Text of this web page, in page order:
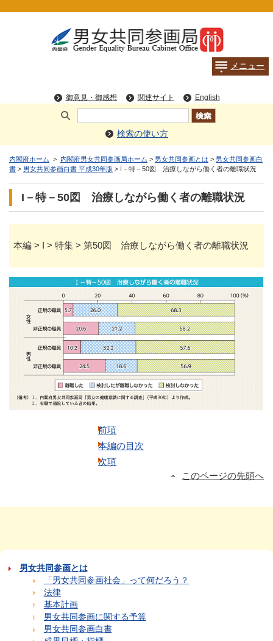
検索の使い方
内閣府ホーム > 内閣府男女共同参画局ホーム > 男女共同参画とは > 男女共同参画白
書 > 男女共同参画白書 平成30年版 > I－特－50図 治療しながら働く者の離職状況
I－特－50図 治療しながら働く者の離職状況
本編 > I > 特集 > 第50図 治療しながら働く者の離職状況
前項
本編の目次
次項
このページの先頭へ